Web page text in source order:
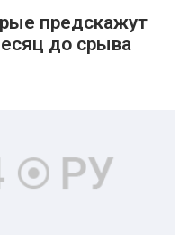
предскажут
до срыва